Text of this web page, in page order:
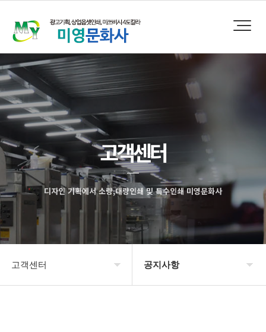
고객센터
디자인 기획에서 소량,대량인쇄 및 특수인쇄 미영문화사
고객센터 공지사항